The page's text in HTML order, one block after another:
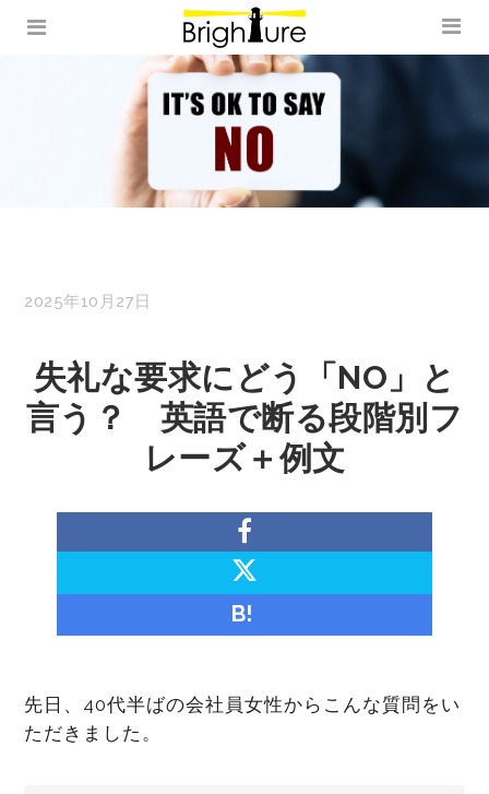
2025年10月27日
失礼な要求にどう「NO」と
言う？ 英語で断る段階別フ
レーズ＋例文
B!
先日、40代半ばの会社員女性からこんな質問をい
ただきました。